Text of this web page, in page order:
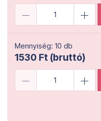
Mennyiség: 10 db
1530 Ft (bruttó)